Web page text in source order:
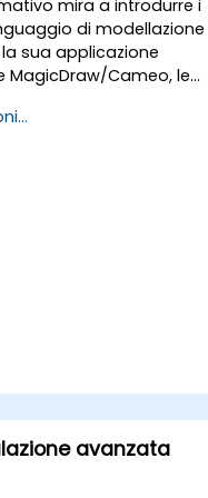
mira a introdurre i
di modellazione
la sua applicazione
MagicDraw/Cameo, le
sistemi basata sui
avanzata